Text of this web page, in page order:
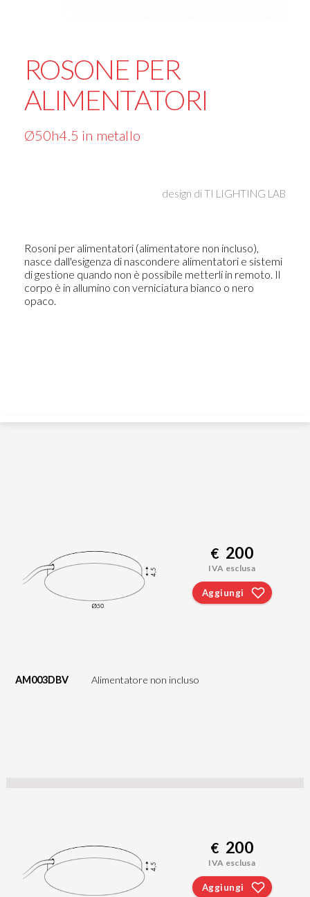
ROSONE PER
ALIMENTATORI
Ø50h4.5 in metallo
design diTI LIGHTING LAB
Rosoni per alimentatori (alimentatore non incluso),
nasce dall'esigenza di nascondere alimentatori e sistemi
di gestione quando non è possibile metterli in remoto. Il
corpo è in allumino con verniciatura bianco o nero
opaco.
AM003DBV Alimentatore non incluso
€ 200
IVA esclusa
Aggiungi
€ 200
IVA esclusa
Aggiungi